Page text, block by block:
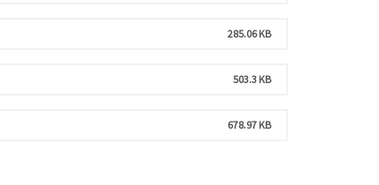
285.06 KB
503.3 KB
678.97 KB